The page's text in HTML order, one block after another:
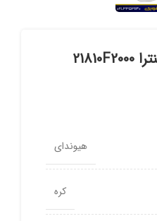
دسته موتور راست النترا 21810F2000
هیوندای
کره